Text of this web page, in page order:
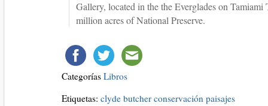
Gallery, located in the the Everglades on
million acres of National Preserve.
Categorías Libros
Etiquetas: clyde butcher conservación paisajes